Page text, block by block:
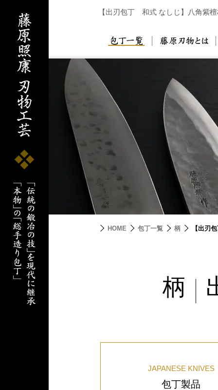
【出刃包丁 和式 なしじ】八角紫
包丁一覧
HOME 包丁一覧 柄 【出刃
柄
JAPANESE KNIVES
包丁製品